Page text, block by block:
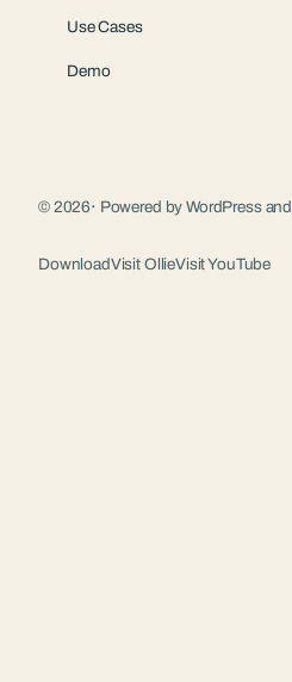
Use Cases
Demo
© 2026· Powered by WordPress and
DownloadVisit OllieVisit YouTube